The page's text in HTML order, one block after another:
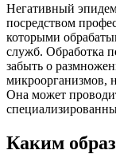
Негативный
посредством
которыми
служб. Обработка
забыть о
микроорганизмов,
Она может
Каким